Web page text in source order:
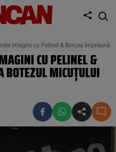
imagini cu Pelinel & Borcea împreună
CU PELINEL &
BOTEZUL MICUŢULUI